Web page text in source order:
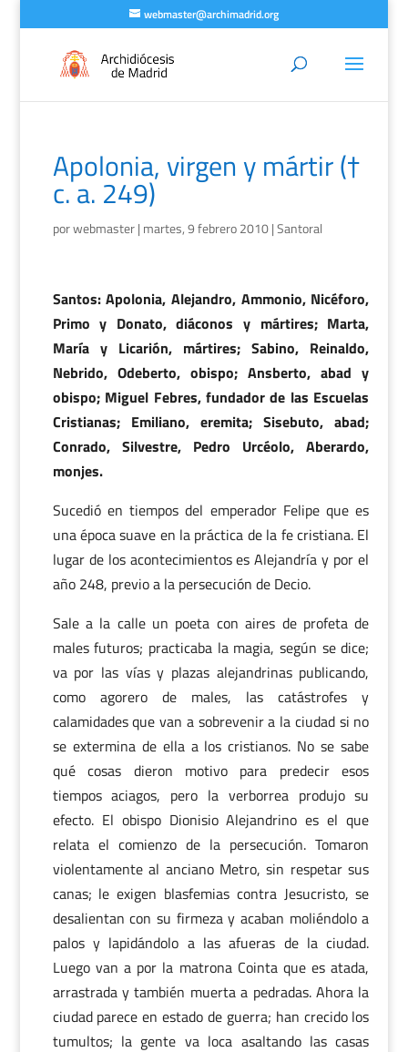
webmaster@archimadrid.org
Apolonia, virgen y mártir (†
c. a. 249)
porwebmaster| martes, 9 febrero 2010|Santoral
Santos: Apolonia, Alejandro, Ammonio, Nicéforo,
Primo y Donato, diáconos y mártires; Marta,
María y Licarión, mártires; Sabino, Reinaldo,
Nebrido, Odeberto, obispo; Ansberto, abad y
obispo; Miguel Febres, fundador de las Escuelas
Cristianas; Emiliano, eremita; Sisebuto, abad;
Conrado, Silvestre, Pedro Urcéolo, Aberardo,
monjes.
Sucedió en tiempos del emperador Felipe que es
una época suave en la práctica de la fe cristiana. El
lugar de los acontecimientos es Alejandría y por el
año 248, previo a la persecución de Decio.
Sale a la calle un poeta con aires de profeta de
males futuros; practicaba la magia, según se dice;
va por las vías y plazas alejandrinas publicando,
como agorero de males, las catástrofes y
calamidades que van a sobrevenir a la ciudad si no
se extermina de ella a los cristianos. No se sabe
qué cosas dieron motivo para predecir esos
tiempos aciagos, pero la verborrea produjo su
efecto. El obispo Dionisio Alejandrino es el que
relata el comienzo de la persecución. Tomaron
violentamente al anciano Metro, sin respetar sus
canas; le exigen blasfemias contra Jesucristo, se
desalientan con su firmeza y acaban moliéndolo a
palos y lapidándolo a las afueras de la ciudad.
Luego van a por la matrona Cointa que es atada,
arrastrada y también muerta a pedradas. Ahora la
ciudad parece en estado de guerra; han crecido los
tumultos; la gente va loca asaltando las casas